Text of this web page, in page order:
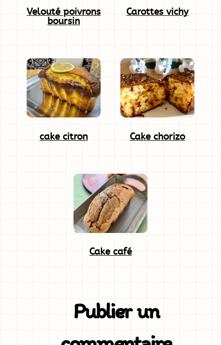
Velouté poivrons
boursin
Carottes vichy
cake citron Cake chorizo
Cake café
Publier un